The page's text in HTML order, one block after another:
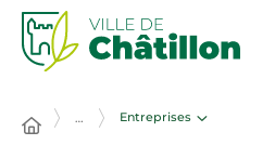
… Entreprises